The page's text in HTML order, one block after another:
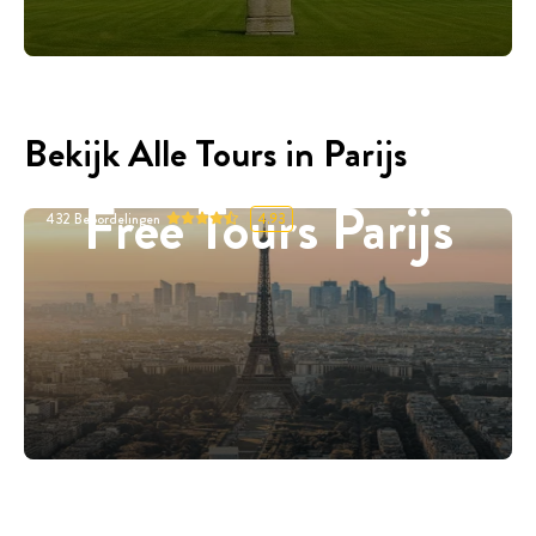
Bekijk Alle Tours in Parijs
Free Tours Parijs
432 Beoordelingen 4.93